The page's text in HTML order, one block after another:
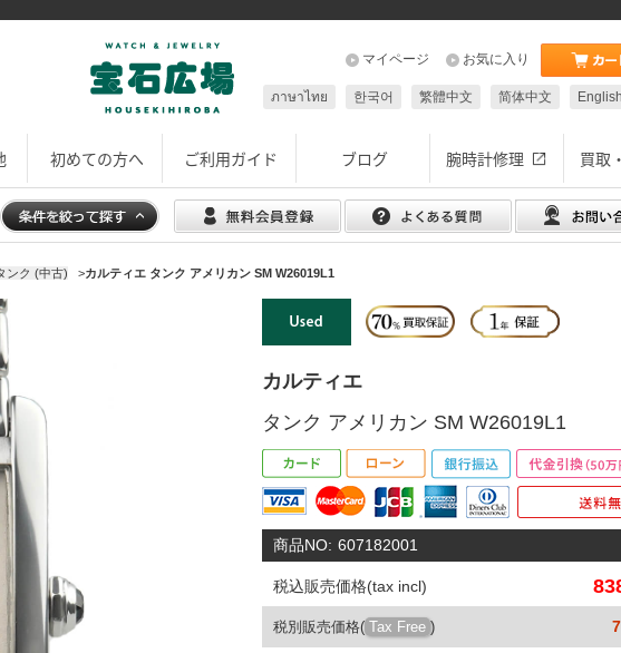
お気に入り
マイページ
English
简体中文
繁體中文
한국어
ภาษาไทย
初めての方へ ご利用ガイド ブログ 腕時計修理 買取
ンク (中古) >カルティエ タンク アメリカン SM W26019L1
カルティエ
タンク アメリカン SM W26019L1
商品NO: 607182001
税込販売価格(tax incl)
税別販売価格( Tax Free )